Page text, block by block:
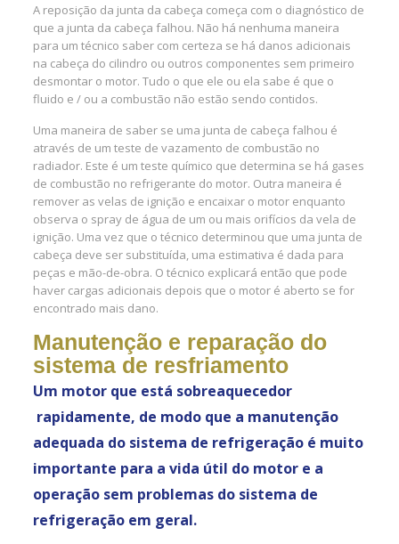
A reposição da junta da cabeça começa com o diagnóstico de
que a junta da cabeça falhou. Não há nenhuma maneira
para um técnico saber com certeza se há danos adicionais
na cabeça do cilindro ou outros componentes sem primeiro
desmontar o motor. Tudo o que ele ou ela sabe é que o
fluido e / ou a combustão não estão sendo contidos.
Uma maneira de saber se uma junta de cabeça falhou é
através de um teste de vazamento de combustão no
radiador. Este é um teste químico que determina se há gases
de combustão no refrigerante do motor. Outra maneira é
remover as velas de ignição e encaixar o motor enquanto
observa o spray de água de um ou mais orifícios da vela de
ignição. Uma vez que o técnico determinou que uma junta de
cabeça deve ser substituída, uma estimativa é dada para
peças e mão-de-obra. O técnico explicará então que pode
haver cargas adicionais depois que o motor é aberto se for
encontrado mais dano.
Manutenção e reparação do
sistema de resfriamento
Um motor que está sobreaquecedor
rapidamente, de modo que a manutenção
adequada do sistema de refrigeração é muito
importante para a vida útil do motor e a
operação sem problemas do sistema de
refrigeração em geral.